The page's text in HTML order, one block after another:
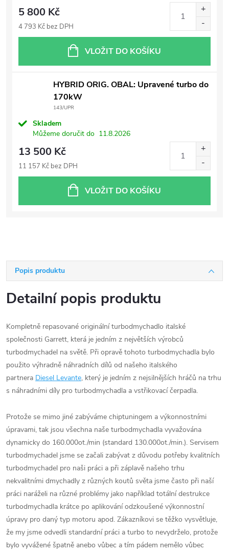
5 800 Kč
4 793 Kč bez DPH
VLOŽIT DO KOŠÍKU
HYBRID ORIG. OBAL: Upravené turbo do
170kW
143/UPR
Skladem
Můžeme doručit do 11.8.2026
13 500 Kč
11 157 Kč bez DPH
VLOŽIT DO KOŠÍKU
Popis produktu
Detailní popis produktu
Kompletně repasované originální turbodmychadlo italské
společnosti Garrett, která je jedním z největších výrobců
turbodmychadel na světě. Při opravě tohoto turbodmychadla bylo
použito výhradně náhradních dílů od našeho italského
partnera Diesel Levante, který je jedním z nejsilnějších hráčů na trhu
s náhradními díly pro turbodmychadla a vstřikovací čerpadla.
Protože se mimo jiné zabýváme chiptuningem a výkonnostními
úpravami, tak jsou všechna naše turbodmychadla vyvažována
dynamicky do 160.000ot./min (standard 130.000ot./min.). Servisem
turbodmychadel jsme se začali zabývat z důvodu potřeby kvalitních
turbodmychadel pro naši práci a při záplavě našeho trhu
nekvalitními dmychadly z různých koutů světa jsme často při naší
práci naráželi na různé problémy jako například totální destrukce
turbodmychadla krátce po aplikování odzkoušené výkonnostní
úpravy pro daný typ motoru apod. Zákazníkovi se těžko vysvětluje,
že my jsme odvedli standardní práci a turbo to nevydrželo, protože
bylo vyvážené špatně anebo vůbec a tím pádem nemělo vůbec